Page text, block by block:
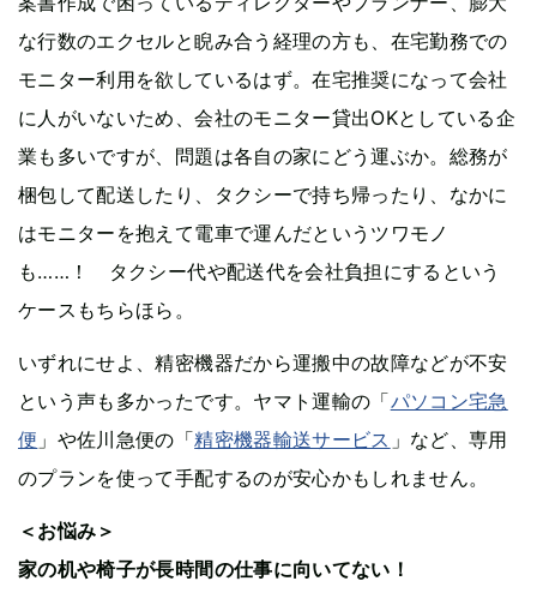
な行数のエクセルと睨み合う経理の方も、在宅勤務での
モニター利用を欲しているはず。在宅推奨になって会社
に人がいないため、会社のモニター貸出OKとしている企
業も多いですが、問題は各自の家にどう運ぶか。総務が
梱包して配送したり、タクシーで持ち帰ったり、なかに
はモニターを抱えて電車で運んだというツワモノ
も……！ タクシー代や配送代を会社負担にするという
ケースもちらほら。
いずれにせよ、精密機器だから運搬中の故障などが不安
という声も多かったです。ヤマト運輸の「パソコン宅急
便 」や佐川急便の「精密機器輸送サービス 」など、専用
のプランを使って手配するのが安心かもしれません。
＜お悩み＞
家の机や椅子が長時間の仕事に向いてない！